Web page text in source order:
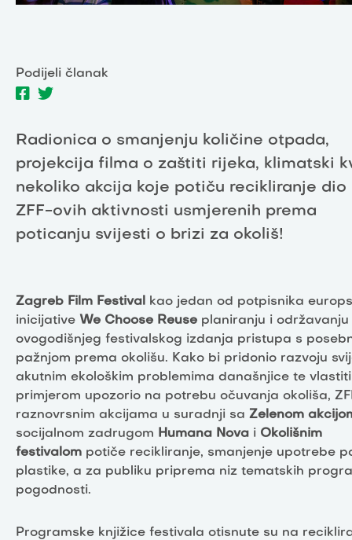
Podijeli članak
Radionica o smanjenju količine otpada,
projekcija filma o zaštiti rijeka, klimatski
nekoliko akcija koje potiču recikliranje dio
ZFF-ovih aktivnosti usmjerenih prema
poticanju svijesti o brizi za okoliš!
Zagreb Film Festival kao jedan od potpisnika
inicijative We Choose Reuse planiranju i održavanju
ovogodišnjeg festivalskog izdanja pristupa s
pažnjom prema okolišu. Kako bi pridonio razvoju
akutnim ekološkim problemima današnjice te
primjerom upozorio na potrebu očuvanja okoliša,
raznovrsnim akcijama u suradnji sa Zelenom
socijalnom zadrugom Humana Nova i Okolišnim
festivalom potiče recikliranje, smanjenje upotrebe
plastike, a za publiku priprema niz tematskih
pogodnosti.
Programske knjižice festivala otisnute su na